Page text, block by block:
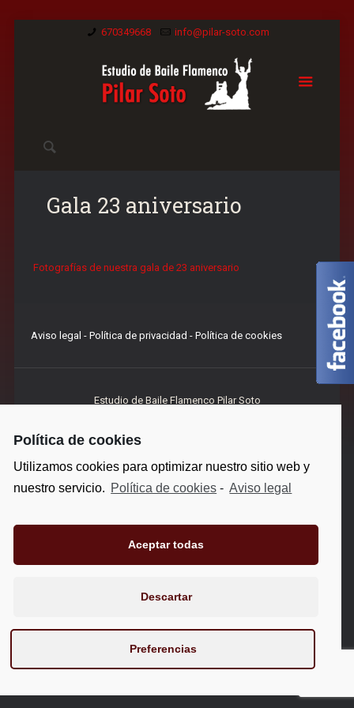
670349668 info@pilar-soto.com
Gala 23 aniversario
Fotografías de nuestra gala de 23 aniversario
Aviso legal - Política de privacidad - Política de cookies
Estudio de Baile Flamenco Pilar Soto
Política de cookies
Utilizamos cookies para optimizar nuestro sitio web y
nuestro servicio. Política de cookies - Aviso legal
Aceptar todas
Descartar
Preferencias